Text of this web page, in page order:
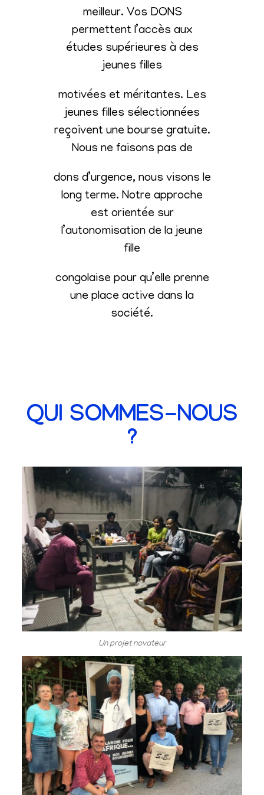
meilleur. Vos DONS
permettent l’accès aux
études supérieures à des
jeunes filles
motivées et méritantes. Les
jeunes filles sélectionnées
reçoivent une bourse gratuite.
Nous ne faisons pas de
dons d’urgence, nous visons le
long terme. Notre approche
est orientée sur
l’autonomisation de la jeune
fille
congolaise pour qu’elle prenne
une place active dans la
société.
QUI SOMMES-NOUS
?
Un projet novateur